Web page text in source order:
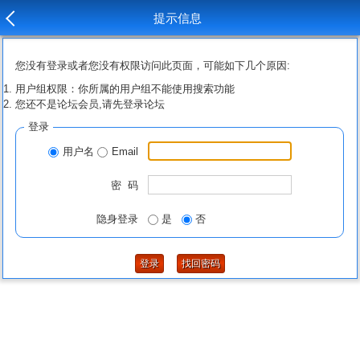
提示信息
您没有登录或者您没有权限访问此页面，可能如下几个原因:
用户组权限：你所属的用户组不能使用搜索功能
您还不是论坛会员,请先登录论坛
登录
用户名 Email
密 码
隐身登录 是 否